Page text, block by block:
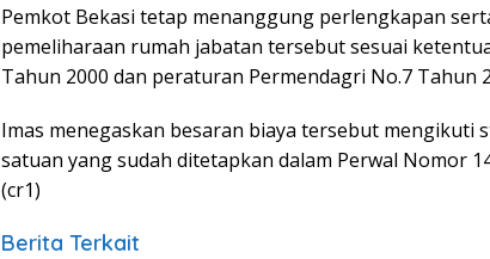
Pemkot Bekasi tetap menanggung perlengkapan
pemeliharaan rumah jabatan tersebut sesuai
Tahun 2000 dan peraturan Permendagri No.7 Tahun
Imas menegaskan besaran biaya tersebut mengikuti
satuan yang sudah ditetapkan dalam Perwal Nomor
(cr1)
Berita Terkait